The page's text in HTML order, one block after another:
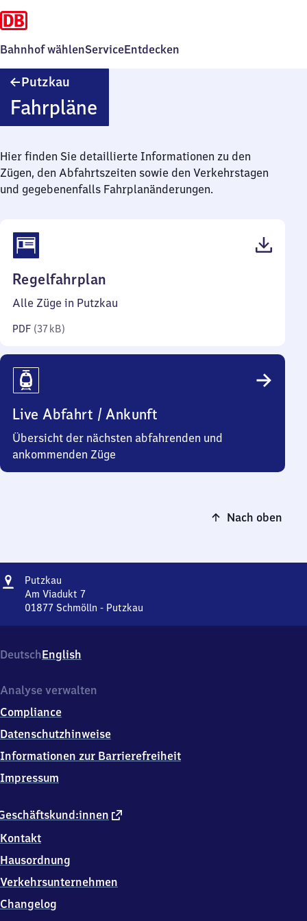
Bahnhof wählenServiceEntdecken
Putzkau
Fahrpläne
Hier finden Sie detaillierte Informationen zu den
Zügen, den Abfahrtszeiten sowie den Verkehrstagen
und gegebenenfalls Fahrplanänderungen.
Regelfahrplan
37
Alle Züge in Putzkau
PDF (37 kB)
Live Abfahrt / Ankunft
Übersicht der nächsten abfahrenden und
ankommenden Züge
Nach oben
Adresse
Putzkau
Am Viadukt 7
01877 Schmölln - Putzkau
Viadukt
7,
1
7
7
-
Putzkau
DeutschEnglish
externer
Kontakt
Hausordnung
Verkehrsunternehmen
Changelog
Analyse verwalten
Compliance
Datenschutzhinweise
Informationen zur Barrierefreiheit
Impressum